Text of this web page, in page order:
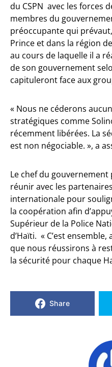
du CSPN avec les forces
membres du
préoccupante qui
Prince et dans la région
au cours de laquelle il a
de son gouvernement
capituleront face aux
« Nous ne céderons
stratégiques comme
récemment libérées. La
est non négociable. », a
Le chef du
réunir avec les
internationale pour
la coopération afin
Supérieur de la Police
d’Haïti. « C’est ensemble,
que nous réussirons à
la sécurité pour chaque
Share